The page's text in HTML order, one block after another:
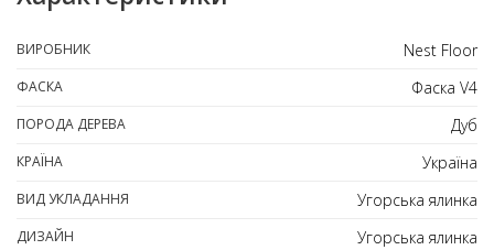
ВИРОБНИК Nest Floor
ФАСКА Фаска V4
ПОРОДА ДЕРЕВА Дуб
КРАЇНА Україна
ВИД УКЛАДАННЯ Угорська ялинка
ДИЗАЙН Угорська ялинка